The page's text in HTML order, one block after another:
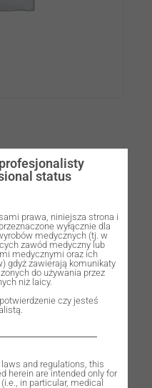
TRASLUCENT
status
prawa, niniejsza strona i
wyłącznie dla
medycznych (tj. w
zawód medyczny lub
medycznymi oraz ich
gdyż zawierają komunikaty
do używania przez
niż laicy.
czy jesteś
and regulations, this
herein are intended only for
in particular, medical